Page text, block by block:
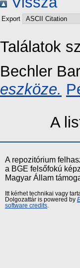
Export
Találatok
Bechler
eszköze.
A
A repozitórium
a BGE felsőfokú
Magyar Állam
Itt kérhet technikai vagy
Dolgozattár is powered by
software credits